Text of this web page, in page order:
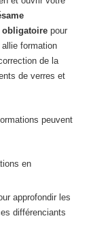
obligatoire pour
formation
de la
de verres et
peuvent
en
approfondir les
différenciants